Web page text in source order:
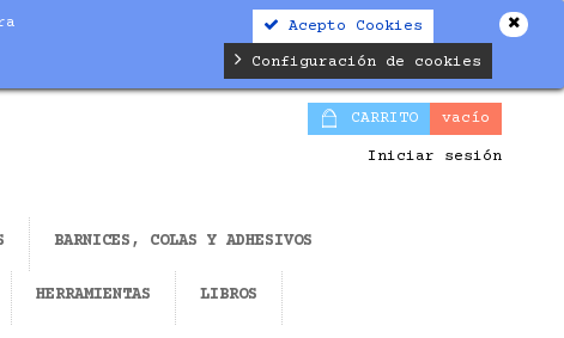
Acepto Cookies
Configuración de cookies
CARRITO vacío
Iniciar sesión
BARNICES, COLAS Y ADHESIVOS
HERRAMIENTAS LIBROS